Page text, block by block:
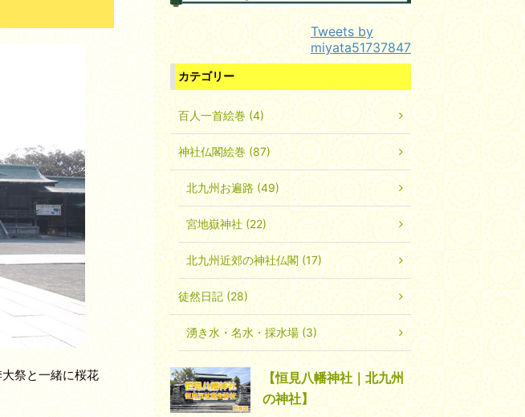
祭と一緒に桜花
Tweets by
miyata51737847
カテゴリー
百人一首絵巻 (4)
神社仏閣絵巻 (87)
北九州お遍路 (49)
宮地嶽神社 (22)
北九州近郊の神社仏閣 (17)
徒然日記 (28)
湧き水・名水・採水場 (3)
【恒見八幡神社｜北九州
の神社】